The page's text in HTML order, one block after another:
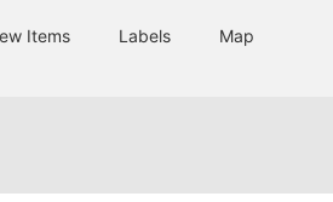
Items Labels Map